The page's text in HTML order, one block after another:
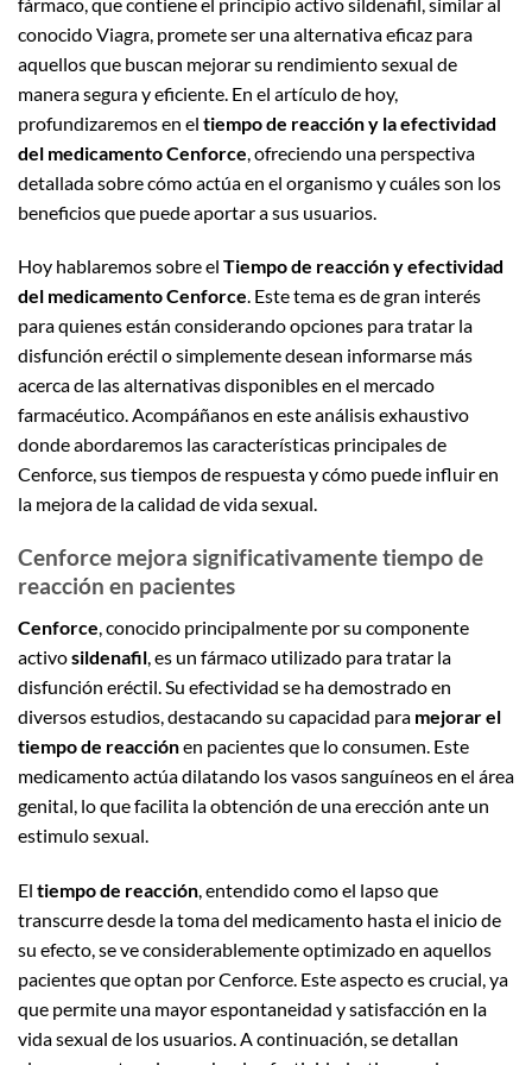
conocido Viagra, promete ser una alternativa eficaz para
aquellos que buscan mejorar su rendimiento sexual de
manera segura y eficiente. En el artículo de hoy,
profundizaremos en el tiempo de reacción y la efectividad
del medicamento Cenforce , ofreciendo una perspectiva
detallada sobre cómo actúa en el organismo y cuáles son los
beneficios que puede aportar a sus usuarios.
Hoy hablaremos sobre el Tiempo de reacción y efectividad
del medicamento Cenforce. Este tema es de gran interés
para quienes están considerando opciones para tratar la
disfunción eréctil o simplemente desean informarse más
acerca de las alternativas disponibles en el mercado
farmacéutico. Acompáñanos en este análisis exhaustivo
donde abordaremos las características principales de
Cenforce, sus tiempos de respuesta y cómo puede influir en
la mejora de la calidad de vida sexual.
Cenforce mejora significativamente tiempo de
reacción en pacientes
Cenforce , conocido principalmente por su componente
activosildenafil , es un fármaco utilizado para tratar la
disfunción eréctil. Su efectividad se ha demostrado en
diversos estudios, destacando su capacidad para mejorar el
tiempo de reacciónen pacientes que lo consumen. Este
medicamento actúa dilatando los vasos sanguíneos en el área
genital, lo que facilita la obtención de una erección ante un
estimulo sexual.
El tiempo de reacción , entendido como el lapso que
transcurre desde la toma del medicamento hasta el inicio de
su efecto, se ve considerablemente optimizado en aquellos
pacientes que optan por Cenforce. Este aspecto es crucial, ya
que permite una mayor espontaneidad y satisfacción en la
vida sexual de los usuarios. A continuación, se detallan